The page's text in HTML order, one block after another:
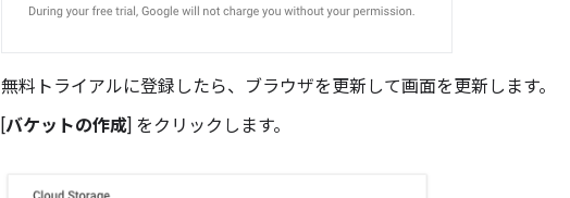
無料トライアルに登録したら、ブラウザを更新して画面を更新します。
[バケットの作成] をクリックします。